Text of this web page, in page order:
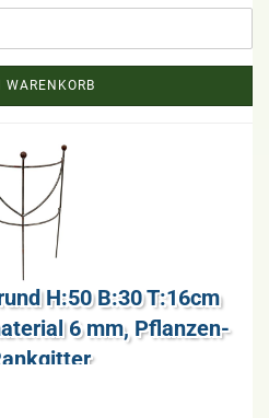
WARENKORB
H:50 B:30 T:16cm
6 mm, Pflan­zen­